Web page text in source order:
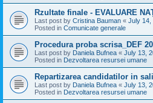
Rzultate finale - EVALUARE
Last post by Cristina Bauman « July 14,
Posted in Comunicate generale
Procedura proba scrisa_DEF
Last post by Daniela Bufnea « July 13,
Posted in Dezvoltarea resursei umane
Repartizarea candidatilor in
Last post by Daniela Bufnea « July 13,
Posted in Dezvoltarea resursei umane